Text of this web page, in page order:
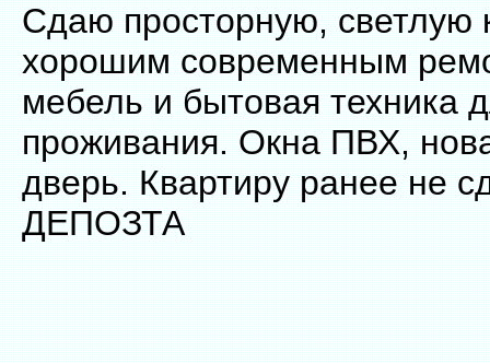
Сдаю просторную, светлую
хорошим современным
мебель и бытовая техника
проживания. Окна ПВХ,
дверь. Квартиру ранее не
ДЕПОЗТА